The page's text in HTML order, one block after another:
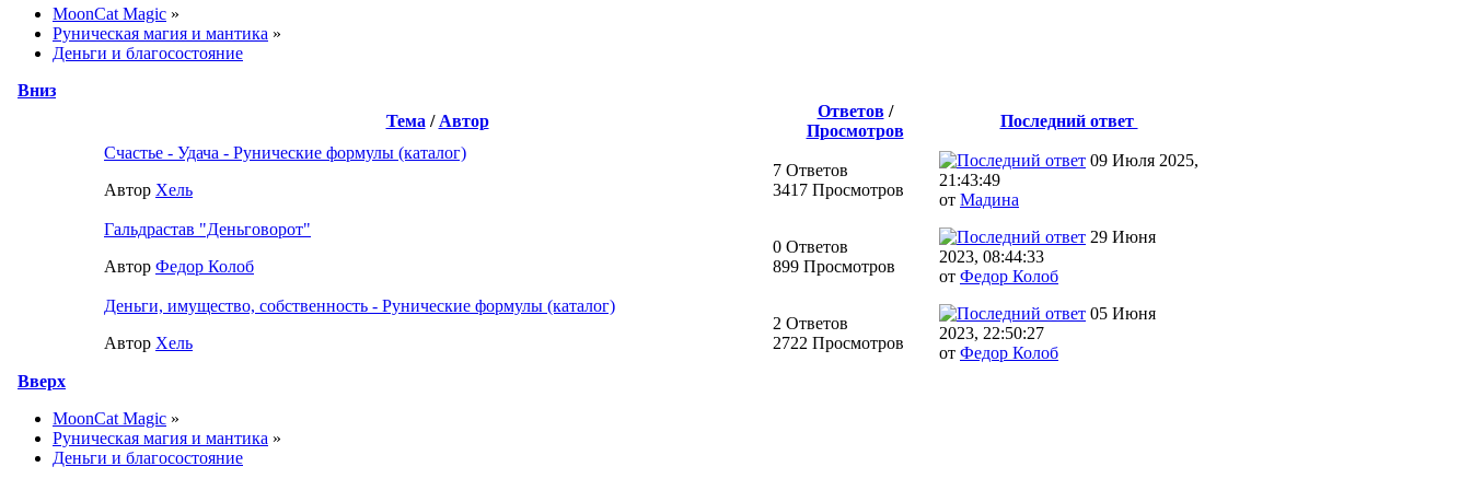
MoonCat Magic »
Руническая магия и мантика »
Деньги и благосостояние
Вниз
Тема / Автор
Ответов/
Просмотров
Последний ответ
Счастье - Удача - Рунические формулы (каталог)
Автор Хель
7 Ответов
3417 Просмотров
09 Июля 2025,
21:43:49
от Мадина
Гальдрастав "Деньговорот"
Автор Федор Колоб
0 Ответов
899 Просмотров
29 Июня
2023, 08:44:33
от Федор Колоб
Деньги, имущество, собственность - Рунические формулы (каталог)
Автор Хель
2 Ответов
2722 Просмотров
05 Июня
2023, 22:50:27
от Федор Колоб
Вверх
MoonCat Magic »
Руническая магия и мантика »
Деньги и благосостояние